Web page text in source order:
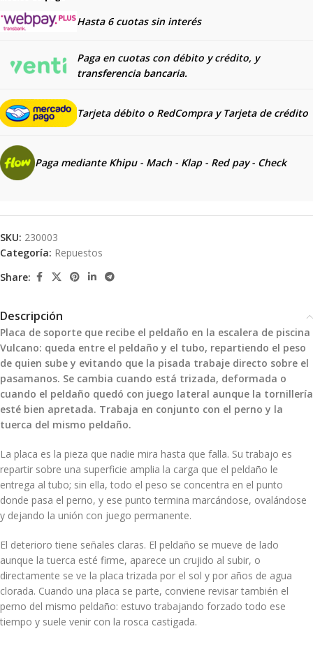
Hasta 6 cuotas sin interés
Paga en cuotas con débito y crédito, y
transferencia bancaria.
Tarjeta débito o RedCompra y Tarjeta de crédito
Paga mediante Khipu - Mach - Klap - Red pay - Check
SKU: 230003
Categoría: Repuestos
Share:
Descripción
Placa de soporte que recibe el peldaño en la escalera de piscina
Vulcano: queda entre el peldaño y el tubo, repartiendo el peso
de quien sube y evitando que la pisada trabaje directo sobre el
pasamanos. Se cambia cuando está trizada, deformada o
cuando el peldaño quedó con juego lateral aunque la tornillería
esté bien apretada. Trabaja en conjunto con el perno y la
tuerca del mismo peldaño.
La placa es la pieza que nadie mira hasta que falla. Su trabajo es
repartir sobre una superficie amplia la carga que el peldaño le
entrega al tubo; sin ella, todo el peso se concentra en el punto
donde pasa el perno, y ese punto termina marcándose, ovalándose
y dejando la unión con juego permanente.
El deterioro tiene señales claras. El peldaño se mueve de lado
aunque la tuerca esté firme, aparece un crujido al subir, o
directamente se ve la placa trizada por el sol y por años de agua
clorada. Cuando una placa se parte, conviene revisar también el
perno del mismo peldaño: estuvo trabajando forzado todo ese
tiempo y suele venir con la rosca castigada.